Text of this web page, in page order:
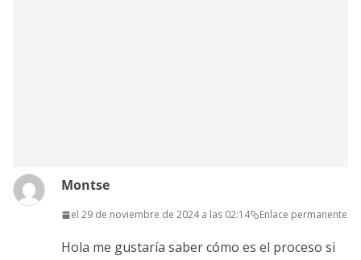
Montse
el 29 de noviembre de 2024 a las 02:14 Enlace permanente
Hola me gustaría saber cómo es el proceso si